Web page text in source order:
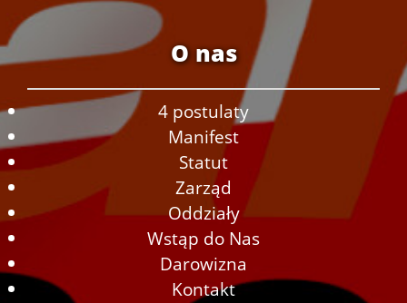
O nas
4 postulaty
Manifest
Statut
Zarząd
Oddziały
Wstąp do Nas
Darowizna
Kontakt